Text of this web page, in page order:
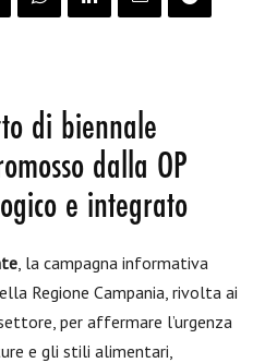
di biennale
dalla OP
e integrato
, la campagna informativa
Regione Campania, rivolta ai
per affermare l’urgenza
e gli stili alimentari,